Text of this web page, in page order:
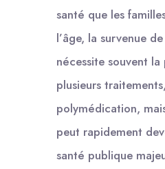
santé que les
l’âge, la survenue
nécessite souvent
plusieurs
polymédication,
peut rapidement
santé publique